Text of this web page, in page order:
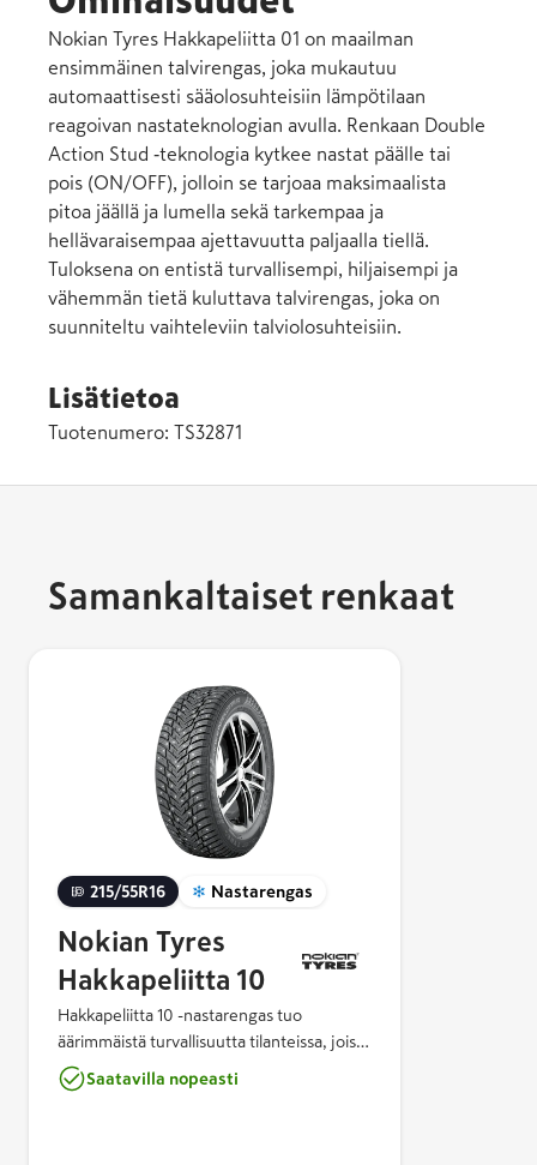
Nokian Tyres Hakkapeliitta 01 on maailman
ensimmäinen talvirengas, joka mukautuu
automaattisesti sääolosuhteisiin lämpötilaan
reagoivan nastateknologian avulla. Renkaan Double
Action Stud ‑teknologia kytkee nastat päälle tai
pois (ON/OFF), jolloin se tarjoaa maksimaalista
pitoa jäällä ja lumella sekä tarkempaa ja
hellävaraisempaa ajettavuutta paljaalla tiellä.
Tuloksena on entistä turvallisempi, hiljaisempi ja
vähemmän tietä kuluttava talvirengas, joka on
suunniteltu vaihteleviin talviolosuhteisiin.
Lisätietoa
Tuotenumero: TS32871
Samankaltaiset renkaat
215/55R16 Nastarengas
Nokian Tyres
Hakkapeliitta 10
Hakkapeliitta 10 -nastarengas tuo
äärimmäistä turvallisuutta tilanteissa, joissa
sitä eniten tarvitaan. Nokian Tyres
Hakkapeliitta 10 on innovatiivinen
Saatavilla nopeasti